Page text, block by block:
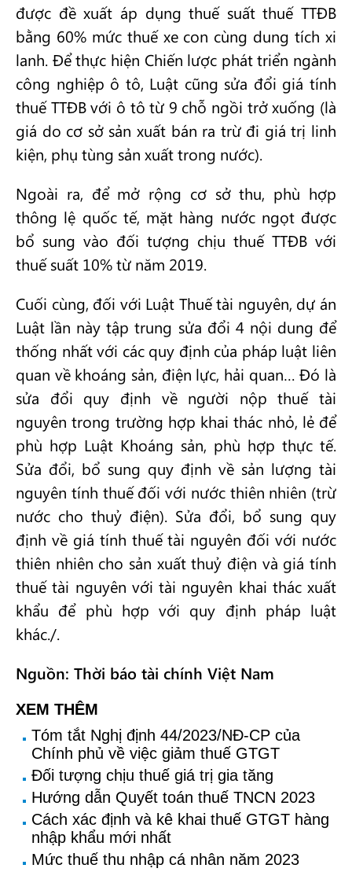
được đề xuất áp dụng thuế suất thuế TTĐB
bằng 60% mức thuế xe con cùng dung tích xi
lanh. Để thực hiện Chiến lược phát triển ngành
công nghiệp ô tô, Luật cũng sửa đổi giá tính
thuế TTĐB với ô tô từ 9 chỗ ngồi trở xuống (là
giá do cơ sở sản xuất bán ra trừ đi giá trị linh
kiện, phụ tùng sản xuất trong nước).
Ngoài ra, để mở rộng cơ sở thu, phù hợp
thông lệ quốc tế, mặt hàng nước ngọt được
bổ sung vào đối tượng chịu thuế TTĐB với
thuế suất 10% từ năm 2019.
Cuối cùng, đối với Luật Thuế tài nguyên, dự án
Luật lần này tập trung sửa đổi 4 nội dung để
thống nhất với các quy định của pháp luật liên
quan về khoáng sản, điện lực, hải quan… Đó là
sửa đổi quy định về người nộp thuế tài
nguyên trong trường hợp khai thác nhỏ, lẻ để
phù hợp Luật Khoáng sản, phù hợp thực tế.
Sửa đổi, bổ sung quy định về sản lượng tài
nguyên tính thuế đối với nước thiên nhiên (trừ
nước cho thuỷ điện). Sửa đổi, bổ sung quy
định về giá tính thuế tài nguyên đối với nước
thiên nhiên cho sản xuất thuỷ điện và giá tính
thuế tài nguyên với tài nguyên khai thác xuất
khẩu để phù hợp với quy định pháp luật
khác./.
Nguồn: Thời báo tài chính Việt Nam
XEM THÊM
Tóm tắt Nghị định 44/2023/NĐ-CP của
Chính phủ về việc giảm thuế GTGT
Đối tượng chịu thuế giá trị gia tăng
Hướng dẫn Quyết toán thuế TNCN 2023
Cách xác định và kê khai thuế GTGT hàng
nhập khẩu mới nhất
Mức thuế thu nhập cá nhân năm 2023